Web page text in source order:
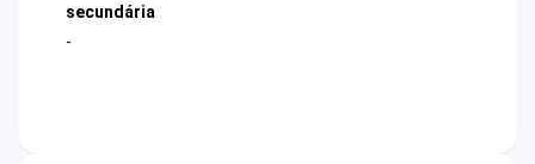
secundária
-